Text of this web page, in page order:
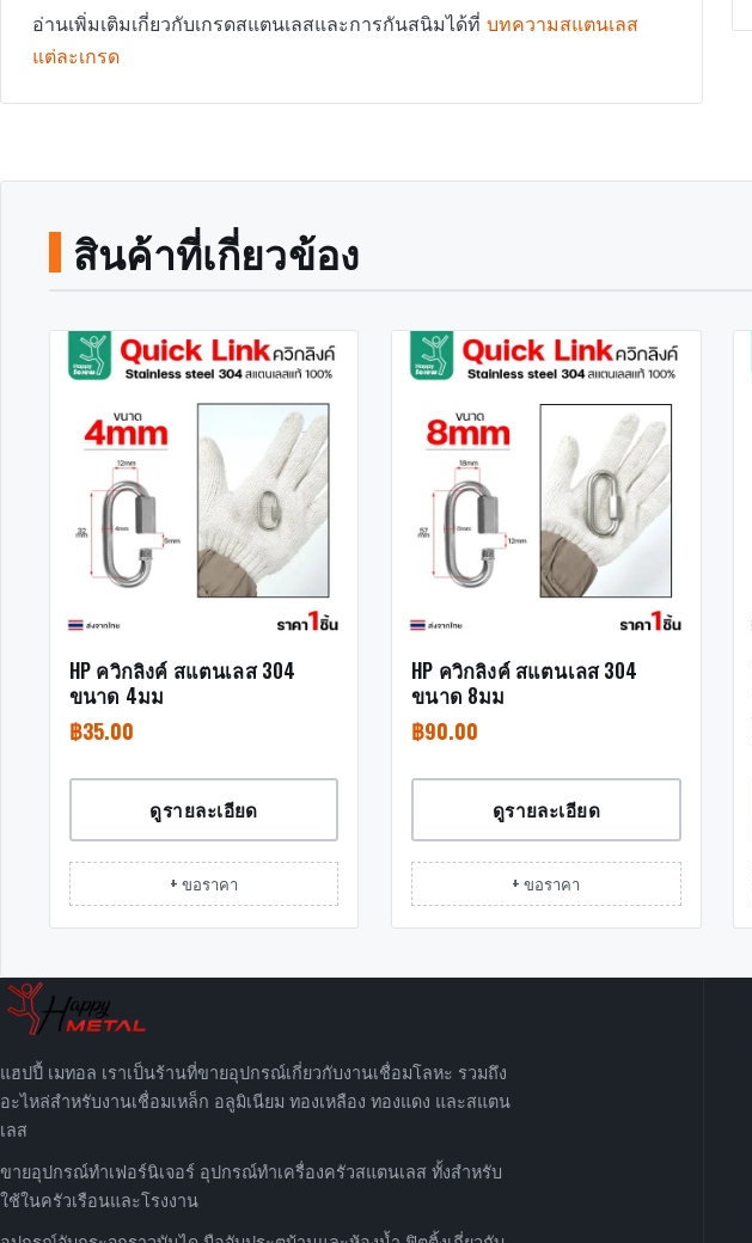
อ่านเพิ่มเติมเกี่ยวกับเกรดสแตนเลสและการกันสนิมได้ที่ บทความสแตนเลส
แต่ละเกรด
สินค้าที่เกี่ยวข้อง
HP ควิกลิงค์ สแตนเลส 304
ขนาด 4มม
฿35.00
ดูรายละเอียด
+ ขอราคา
HP ควิกลิงค์ สแตนเลส 304
ขนาด 8มม
฿90.00
ดูรายละเอียด
+ ขอราคา
แฮปปี้ เมทอล เราเป็นร้านที่ขายอุปกรณ์เกี่ยวกับงานเชื่อมโลหะ รวมถึง
อะไหล่สำหรับงานเชื่อมเหล็ก อลูมิเนียม ทองเหลือง ทองแดง และสแตน
เลส
ขายอุปกรณ์ทำเฟอร์นิเจอร์ อุปกรณ์ทำเครื่องครัวสแตนเลส ทั้งสำหรับ
ใช้ในครัวเรือนและโรงงาน